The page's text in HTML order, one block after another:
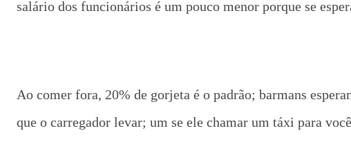
salário dos funcionários é um pouco menor porque se
Ao comer fora, 20% de gorjeta é o padrão; barmans
que o carregador levar; um se ele chamar um táxi para